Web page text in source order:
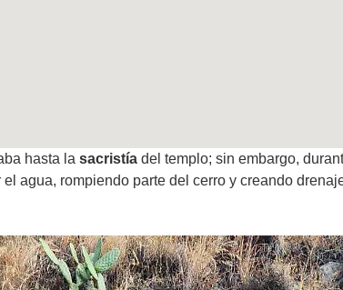
hasta la sacristía del templo; sin embargo,
agua, rompiendo parte del cerro y creando